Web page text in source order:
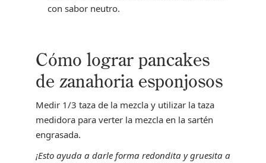
con sabor neutro.
Cómo lograr pancakes
de zanahoria esponjosos
Medir 1/3 taza de la mezcla y utilizar la taza
medidora para verter la mezcla en la sartén
engrasada.
¡Esto ayuda a darle forma redondita y gruesita a